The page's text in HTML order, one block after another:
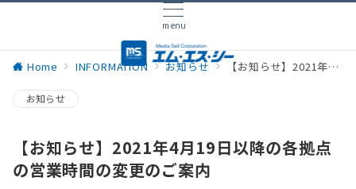
menu
Home INFORMATION お知らせ 【お知らせ】2021年4月19日以降の各拠点の営業時間の変更のご案内
お知らせ
【お知らせ】2021年4月19日以降の各拠点
の営業時間の変更のご案内